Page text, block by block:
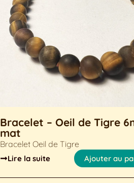
Bracelet – Oeil de Tigre
mat
Bracelet Oeil de Tigre
Lire la suite Ajouter au